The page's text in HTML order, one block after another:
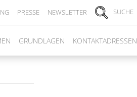
PRESSE NEWSLETTER SUCHE
GRUNDLAGEN KONTAKTADRESSEN